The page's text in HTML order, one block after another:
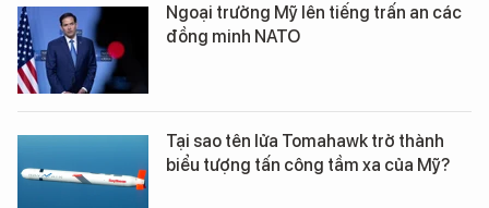
Ngoại trưởng Mỹ lên tiếng trấn an các
đồng minh NATO
Tại sao tên lửa Tomahawk trở thành
biểu tượng tấn công tầm xa của Mỹ?